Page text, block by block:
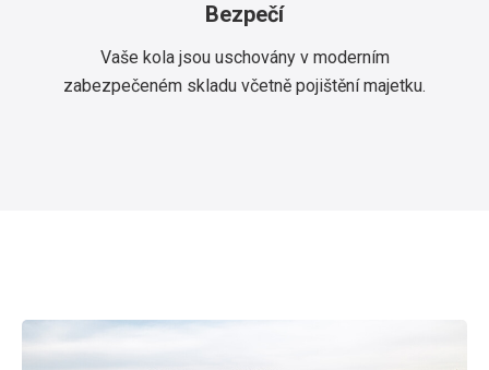
Bezpečí
Vaše kola jsou uschovány v moderním
zabezpečeném skladu včetně pojištění majetku.